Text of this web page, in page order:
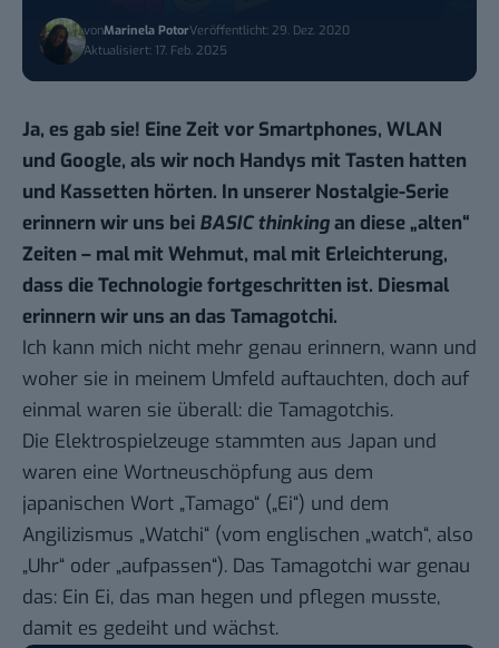
vonMarinela PotorVeröffentlicht: 29. Dez. 2020
Aktualisiert: 17. Feb. 2025
Ja, es gab sie! Eine Zeit vor Smartphones, WLAN
und Google, als wir noch Handys mit Tasten hatten
und Kassetten hörten. In unserer Nostalgie-Serie
erinnern wir uns bei BASIC thinkingan diese „alten“
Zeiten – mal mit Wehmut, mal mit Erleichterung,
dass die Technologie fortgeschritten ist. Diesmal
erinnern wir uns an das Tamagotchi.
Ich kann mich nicht mehr genau erinnern, wann und
woher sie in meinem Umfeld auftauchten, doch auf
einmal waren sie überall: die Tamagotchis.
Die Elektrospielzeuge stammten aus Japan und
waren eine Wortneuschöpfung aus dem
japanischen Wort „Tamago“ („Ei“) und dem
Angilizismus „Watchi“ (vom englischen „watch“, also
„Uhr“ oder „aufpassen“). Das Tamagotchi war genau
das: Ein Ei, das man hegen und pflegen musste,
damit es gedeiht und wächst.